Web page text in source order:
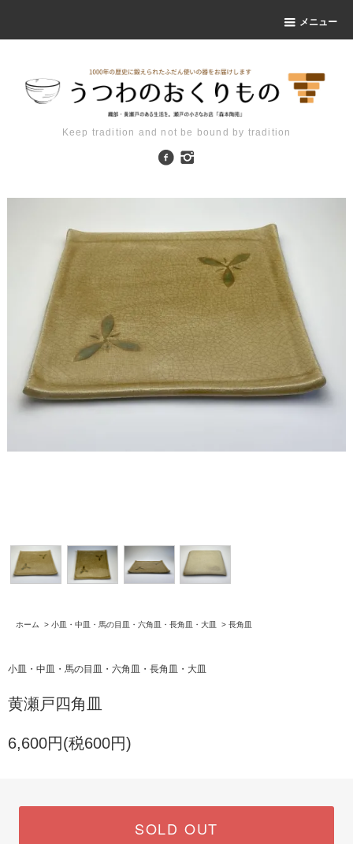
メニュー
Keep tradition and not be bound by tradition
ホーム > 小皿・中皿・馬の目皿・六角皿・長角皿・大皿 > 長角皿
小皿・中皿・馬の目皿・六角皿・長角皿・大皿
黄瀬戸四角皿
6,600円(税600円)
SOLD OUT